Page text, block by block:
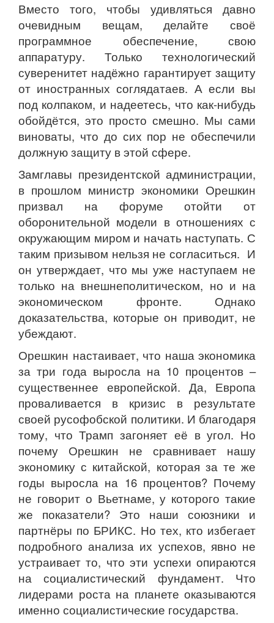
Вместо того, чтобы удивляться давно
очевидным вещам, делайте своё
программное обеспечение, свою
аппаратуру. Только технологический
суверенитет надёжно гарантирует защиту
от иностранных соглядатаев. А если вы
под колпаком, и надеетесь, что как-нибудь
обойдётся, это просто смешно. Мы сами
виноваты, что до сих пор не обеспечили
должную защиту в этой сфере.
Замглавы президентской администрации,
в прошлом министр экономики Орешкин
призвал на форуме отойти от
оборонительной модели в отношениях с
окружающим миром и начать наступать. С
таким призывом нельзя не согласиться. И
он утверждает, что мы уже наступаем не
только на внешнеполитическом, но и на
экономическом фронте. Однако
доказательства, которые он приводит, не
убеждают.
Орешкин настаивает, что наша экономика
за три года выросла на 10 процентов –
существеннее европейской. Да, Европа
проваливается в кризис в результате
своей русофобской политики. И благодаря
тому, что Трамп загоняет её в угол. Но
почему Орешкин не сравнивает нашу
экономику с китайской, которая за те же
годы выросла на 16 процентов? Почему
не говорит о Вьетнаме, у которого такие
же показатели? Это наши союзники и
партнёры по БРИКС. Но тех, кто избегает
подробного анализа их успехов, явно не
устраивает то, что эти успехи опираются
на социалистический фундамент. Что
лидерами роста на планете оказываются
именно социалистические государства.